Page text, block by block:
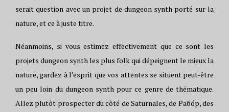
serait question avec un projet de dungeon synth porté sur la
nature, et ce à juste titre.
Néanmoins, si vous estimez effectivement que ce sont les
projets dungeon synth les plus folk qui dépeignent le mieux la
nature, gardez à l’esprit que vos attentes se situent peut-être
un peu loin du dungeon synth pour ce genre de thématique.
Allez plutôt prospecter du côté de Saturnales, de Рабо́р, des